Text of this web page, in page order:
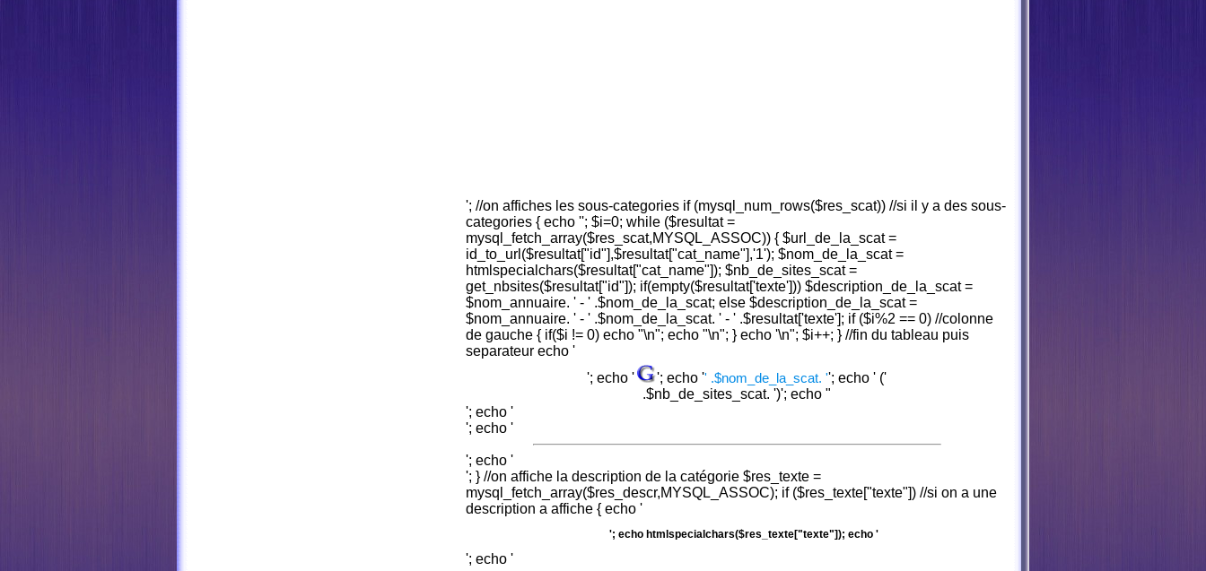
'; //on affiches les sous-categories if (mysql_num_rows($res_scat)) //si il y a des sous-
categories { echo ''; $i=0; while ($resultat =
mysql_fetch_array($res_scat,MYSQL_ASSOC)) { $url_de_la_scat =
id_to_url($resultat["id"],$resultat["cat_name"],'1'); $nom_de_la_scat =
htmlspecialchars($resultat["cat_name"]); $nb_de_sites_scat =
get_nbsites($resultat["id"]); if(empty($resultat['texte'])) $description_de_la_scat =
$nom_annuaire. ' - ' .$nom_de_la_scat; else $description_de_la_scat =
$nom_annuaire. ' - ' .$nom_de_la_scat. ' - ' .$resultat['texte']; if ($i%2 == 0) //colonne
de gauche { if($i != 0) echo "\n"; echo "\n"; } echo '\n"; $i++; } //fin du tableau puis
separateur echo '
'; echo '
'; echo '' .$nom_de_la_scat. ''; echo ' ('
.$nb_de_sites_scat. ')'; echo "
'; echo '
'; echo '
'; echo '
'; } //on affiche la description de la catégorie $res_texte =
mysql_fetch_array($res_descr,MYSQL_ASSOC); if ($res_texte["texte"]) //si on a une
description a affiche { echo '
'; echo htmlspecialchars($res_texte["texte"]); echo '
'; echo '